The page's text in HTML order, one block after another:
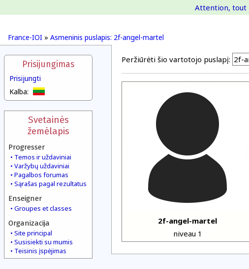
France-IOI » Asmeninis puslapis: 2f-angel-martel
Attention, tout
Prisijungimas
Prisijungti
Kalba:
Svetainės
žemėlapis
Progresser
Temos ir uždaviniai
Varžybų uždaviniai
Pagalbos forumas
Sąrašas pagal rezultatus
Enseigner
Groupes et classes
Organizacija
Site principal
Susisiekti su mumis
Teisinis įspėjimas
Peržiūrėti šio vartotojo puslapį:
2f-angel-martel
niveau 1